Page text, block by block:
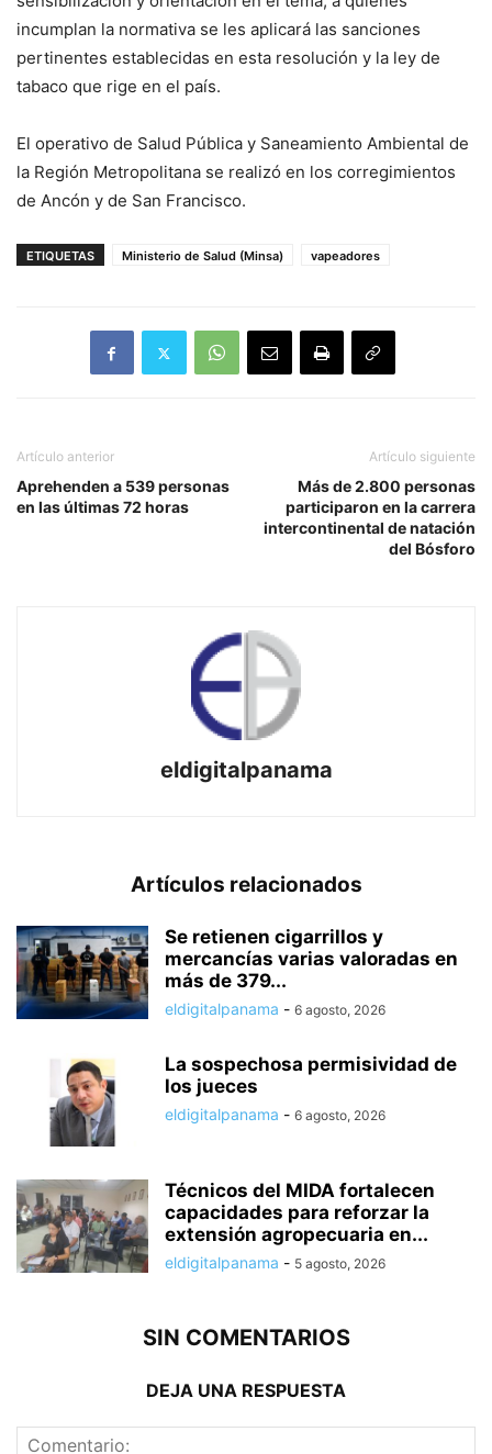
incumplan la normativa se les aplicará las sanciones
pertinentes establecidas en esta resolución y la ley de
tabaco que rige en el país.
El operativo de Salud Pública y Saneamiento Ambiental de
la Región Metropolitana se realizó en los corregimientos
de Ancón y de San Francisco.
ETIQUETAS Ministerio de Salud (Minsa) vapeadores
Artículo anterior
Aprehenden a 539 personas
en las últimas 72 horas
Artículo siguiente
Más de 2.800 personas
participaron en la carrera
intercontinental de natación
del Bósforo
eldigitalpanama
Artículos relacionados
Se retienen cigarrillos y
mercancías varias valoradas en
más de 379...
eldigitalpanama - 6 agosto, 2026
La sospechosa permisividad de
los jueces
eldigitalpanama - 6 agosto, 2026
Técnicos del MIDA fortalecen
capacidades para reforzar la
extensión agropecuaria en...
eldigitalpanama - 5 agosto, 2026
SIN COMENTARIOS
DEJA UNA RESPUESTA